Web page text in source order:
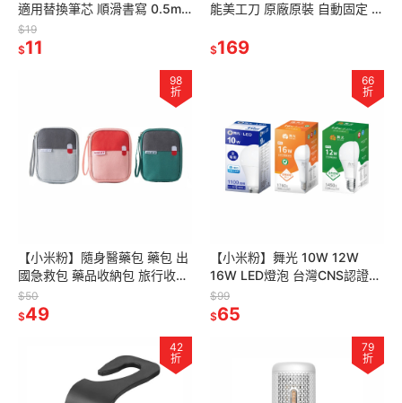
適用替換筆芯 順滑書寫 0.5mm
適用ROCKET 菁點低重心按動
金屬中性筆
$19
$11
能美工刀 原廠原裝 自動固定 螺
L561 L579
$169
98
折
【小米粉】隨身醫藥包 藥包 出
國急救包 藥品收納包 旅行收納
包 收納包 旅行收納 藥品收納
藥盒 小收納包 戶外急救包
$50
$49
66
折
【小米粉】舞光 10W 12W
16W LED燈泡 台灣CNS認證
無藍光 E27燈座 燈泡 燈球 省
電 環保節能
$99
$65
42
折
79
折